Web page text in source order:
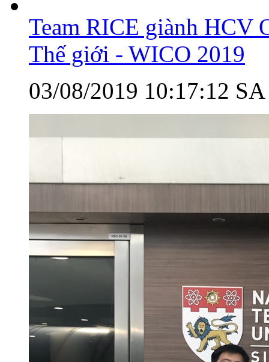
Team RICE giành HCV
Thế giới - WICO 2019
03/08/2019 10:17:12 SA